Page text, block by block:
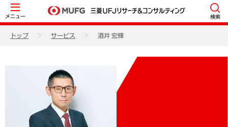
メニュー 検索
トップ サービス 酒井 宏輝